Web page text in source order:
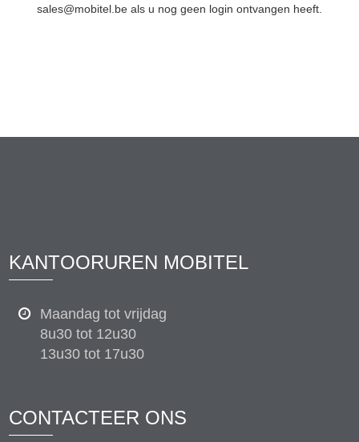
sales@mobitel.be als u nog geen login ontvangen heeft.
KANTOORUREN MOBITEL
Maandag tot vrijdag
8u30 tot 12u30
13u30 tot 17u30
CONTACTEER ONS